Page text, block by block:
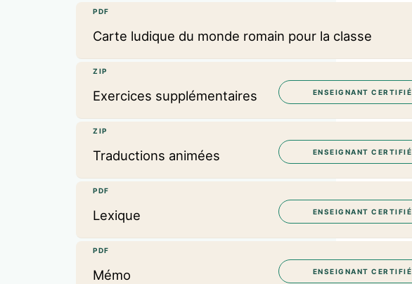
PDF
Carte ludique du monde romain pour la classe
ZIP
Exercices supplémentaires ENSEIGNANT CERTIFIÉ
ZIP
Traductions animées ENSEIGNANT CERTIFIÉ
PDF
Lexique ENSEIGNANT CERTIFIÉ
PDF
Mémo ENSEIGNANT CERTIFIÉ